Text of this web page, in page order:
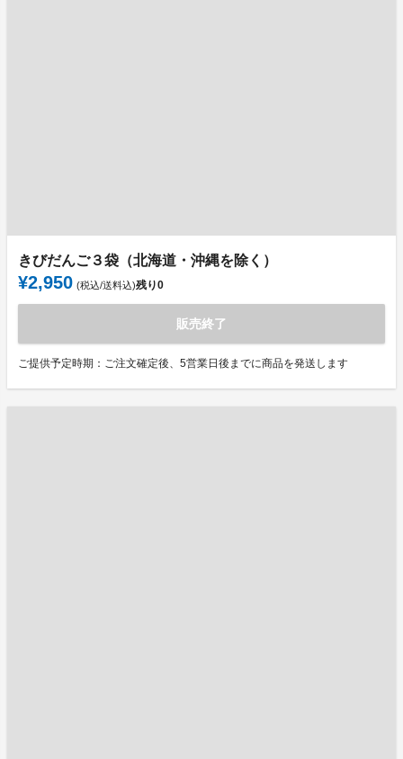
きびだんご３袋（北海道・沖縄を除く）
¥2,950 (税込/送料込)残り0
販売終了
ご提供予定時期：ご注文確定後、5営業日後までに商品を発送します